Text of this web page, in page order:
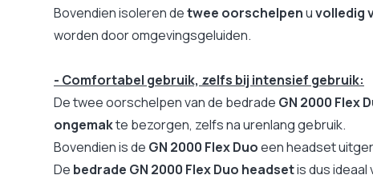
Garantie
2 jaar
Microfoon
Bovendien isoleren detwee oorschelpenuvolledig
worden door omgevingsgeluiden.
- Comfortabel gebruik, zelfs bij intensief gebruik:
De twee oorschelpen van de bedrade GN 2000 Flex
ongemakte bezorgen, zelfs na urenlang gebruik.
Bovendien is de GN 2000 Flex Duoeen headset
De bedrade GN 2000 Flex Duo headsetis dus ideaal